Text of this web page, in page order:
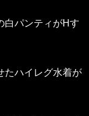
白パンティがHす
たハイレグ水着が